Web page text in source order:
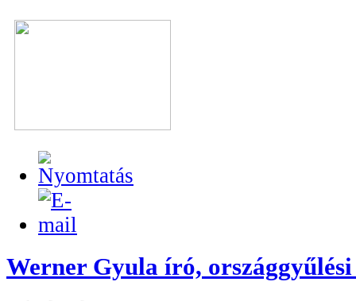
Werner Gyula író,